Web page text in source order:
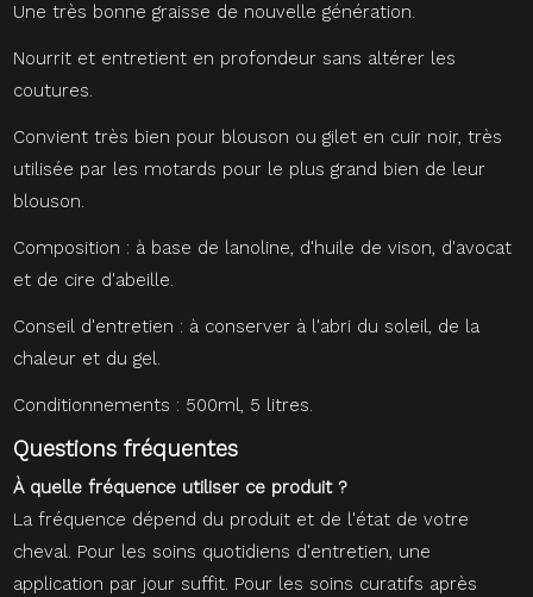
Une très bonne graisse de nouvelle génération.
Nourrit et entretient en profondeur sans altérer les
coutures.
Convient très bien pour blouson ou gilet en cuir noir, très
utilisée par les motards pour le plus grand bien de leur
blouson.
Composition : à base de lanoline, d'huile de vison, d'avocat
et de cire d'abeille.
Conseil d'entretien : à conserver à l'abri du soleil, de la
chaleur et du gel.
Conditionnements : 500ml, 5 litres.
Questions fréquentes
À quelle fréquence utiliser ce produit ?
La fréquence dépend du produit et de l'état de votre
cheval. Pour les soins quotidiens d'entretien, une
application par jour suffit. Pour les soins curatifs après